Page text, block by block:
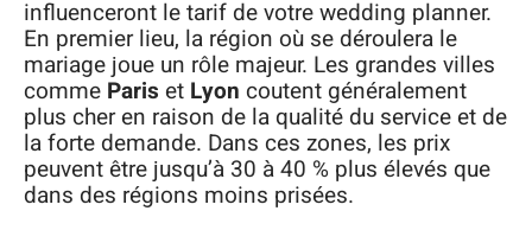
influenceront le tarif de votre wedding planner.
En premier lieu, la région où se déroulera le
mariage joue un rôle majeur. Les grandes villes
comme Paris et Lyon coutent généralement
plus cher en raison de la qualité du service et de
la forte demande. Dans ces zones, les prix
peuvent être jusqu’à 30 à 40 % plus élevés que
dans des régions moins prisées.